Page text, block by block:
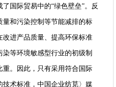
国际贸易中的“绿色壁垒”。反
和污染控制等节能减排的标
进产品质量、提高环保标准
等环境敏感型行业的初级制
。因此，只有采用符合国际
术标准，中国企业纺苋〉媒